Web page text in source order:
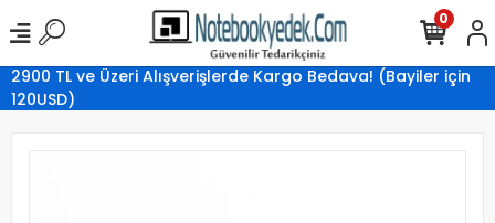
2900 TL ve Üzeri Alışverişlerde Kargo Bedava! (Bayiler için
120USD)
0